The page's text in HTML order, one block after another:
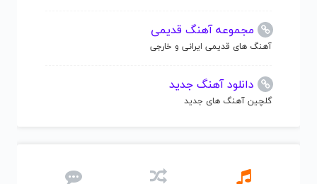
مجموعه آهنگ قدیمی
آهنگ های قدیمی ایرانی و خارجی
دانلود آهنگ جدید
گلچین آهنگ های جدید